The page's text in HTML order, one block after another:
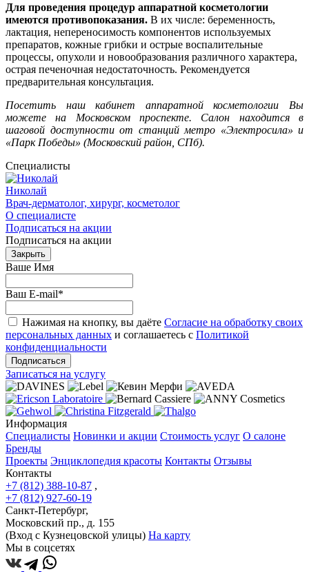
Для проведения процедур аппаратной косметологии
имеются противопоказания. В их числе: беременность,
лактация, непереносимость компонентов используемых
препаратов, кожные грибки и острые воспалительные
процессы, опухоли и новообразования различного характера,
острая печеночная недостаточность. Рекомендуется
предварительная консультация.
Посетить наш кабинет аппаратной косметологии Вы
можете на Московском проспекте. Салон находится в
шаговой доступности от станций метро «Электросила» и
«Парк Победы» (Московский район, СПб).
Специалисты
Николай
Врач-дерматолог, хирург, косметолог
О специалисте
Подписаться на акции
Подписаться на акции
Закрыть
Ваше Имя
Ваш E-mail*
Нажимая на кнопку, вы даёте Согласие на обработку своих
персональных данных и соглашаетесь с Политикой
конфиденциальности
Подписаться
Записаться на услугу
Информация
Специалисты Новинки и акции Стоимость услуг О салоне
Бренды
Проекты Энциклопедия красоты Контакты Отзывы
Контакты
+7 (812) 388-10-87 ,
+7 (812) 927-60-19
Санкт-Петербург,
Московский пр., д. 155
(Вход с Кузнецовской улицы) На карту
Мы в соцсетях